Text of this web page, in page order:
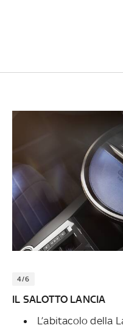
4/6
IL SALOTTO LANCIA
L’abitacolo della